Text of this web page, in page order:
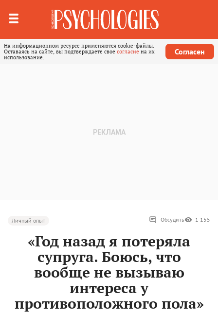
На информационном ресурсе применяются cookie-файлы.
Оставаясь на сайте, вы подтверждаете свое согласие на их
использование.
Согласен
Личный опыт Обсудить 1 155
«Год назад я потеряла
супруга. Боюсь, что
вообще не вызываю
интереса у
противоположного пола»